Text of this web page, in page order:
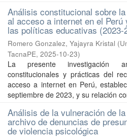
Análisis constitucional sobre
al acceso a internet en el
las políticas educativas (2023-
Romero Gonzalez, Yajayra Kristal (
TacnaPE, 2025-10-23)
La presente investigación
constitucionales y prácticas del
acceso a internet en Perú,
septiembre de 2023, y su relación
Análisis de la vulneración de
archivo de denuncias de
de violencia psicológica